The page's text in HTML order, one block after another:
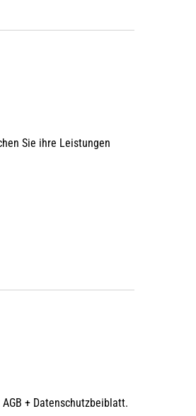
Sie ihre Leistungen
+ Datenschutzbeiblatt.